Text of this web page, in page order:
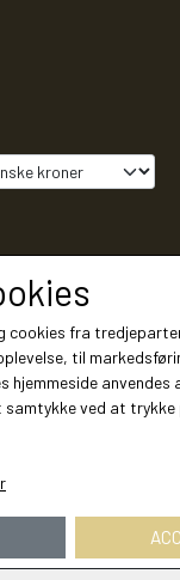
via e-mail
cookies fra
til
hjemmeside anvendes
ved at trykke